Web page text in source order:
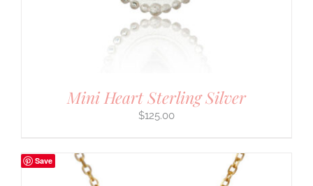
Mini Heart Sterling Silver
$125.00
Save